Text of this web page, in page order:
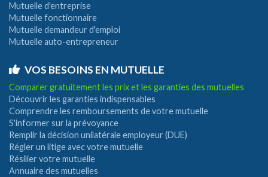
Mutuelle d'entreprise
Mutuelle fonctionnaire
Mutuelle demandeur d'emploi
Mutuelle auto-entrepreneur
VOS BESOINS EN MUTUELLE
Comparer gratuitement les prix et les garanties des mutuelles
Découvrir les garanties indispensables
Comprendre les remboursements de votre mutuelle
S'informer sur la prévoyance
Remplir la décision unilatérale employeur (DUE)
Régler un litige avec votre mutuelle
Résilier votre mutuelle
Annuaire des mutuelles